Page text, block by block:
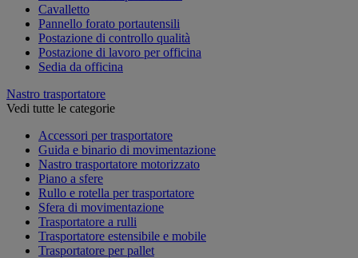
Cavalletto
Pannello forato portautensili
Postazione di controllo qualità
Postazione di lavoro per officina
Sedia da officina
Nastro trasportatore
Vedi tutte le categorie
Accessori per trasportatore
Guida e binario di movimentazione
Nastro trasportatore motorizzato
Piano a sfere
Rullo e rotella per trasportatore
Sfera di movimentazione
Trasportatore a rulli
Trasportatore estensibile e mobile
Trasportatore per pallet